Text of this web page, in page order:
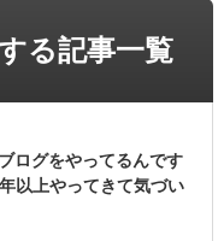
る記事一覧
ログをやってるんです
以上やってきて気づい